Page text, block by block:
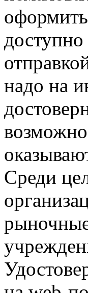
надо на
Среди